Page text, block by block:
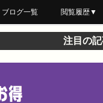
ブログ一覧 閲覧履歴▼
最近読んだ
あとで読む
ブックマーク
注目の